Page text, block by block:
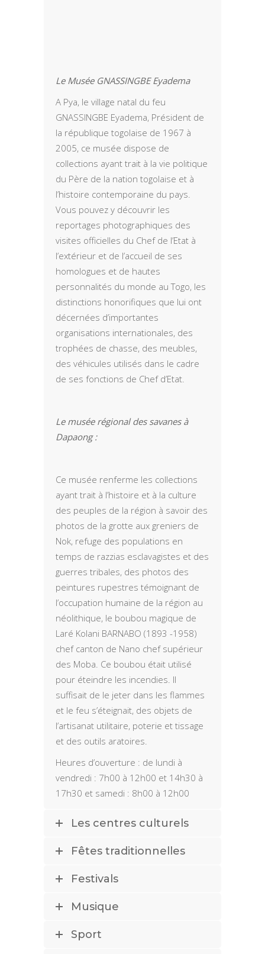
Le Musée GNASSINGBE Eyadema
A Pya, le village natal du feu
GNASSINGBE Eyadema, Président de
la république togolaise de 1967 à
2005, ce musée dispose de
collections ayant trait à la vie politique
du Père de la nation togolaise et à
l’histoire contemporaine du pays.
Vous pouvez y découvrir les
reportages photographiques des
visites officielles du Chef de l’Etat à
l’extérieur et de l’accueil de ses
homologues et de hautes
personnalités du monde au Togo, les
distinctions honorifiques que lui ont
décernées d’importantes
organisations internationales, des
trophées de chasse, des meubles,
des véhicules utilisés dans le cadre
de ses fonctions de Chef d’Etat.
Le musée régional des savanes à
Dapaong :
Ce musée renferme les collections
ayant trait à l’histoire et à la culture
des peuples de la région à savoir des
photos de la grotte aux greniers de
Nok, refuge des populations en
temps de razzias esclavagistes et des
guerres tribales, des photos des
peintures rupestres témoignant de
l’occupation humaine de la région au
néolithique, le boubou magique de
Laré Kolani BARNABO (1893 -1958)
chef canton de Nano chef supérieur
des Moba. Ce boubou était utilisé
pour éteindre les incendies. Il
suffisait de le jeter dans les flammes
et le feu s’éteignait, des objets de
l’artisanat utilitaire, poterie et tissage
et des outils aratoires.
Heures d’ouverture : de lundi à
vendredi : 7h00 à 12h00 et 14h30 à
17h30 et samedi : 8h00 à 12h00
Les centres culturels
Fêtes traditionnelles
Festivals
Musique
Sport